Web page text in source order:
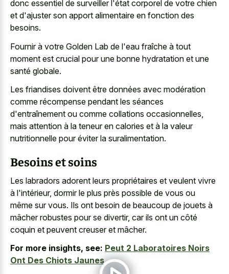
donc essentiel de surveiller l'état corporel de votre chien
et d'ajuster son apport alimentaire en fonction des
besoins.
Fournir à votre Golden Lab de l'eau fraîche à tout
moment est crucial pour une bonne hydratation et une
santé globale.
Les friandises doivent être données avec modération
comme récompense pendant les séances
d'entraînement ou comme collations occasionnelles,
mais attention à la teneur en calories et à la valeur
nutritionnelle pour éviter la suralimentation.
Besoins et soins
Les labradors adorent leurs propriétaires et veulent vivre
à l'intérieur, dormir le plus près possible de vous ou
même sur vous. Ils ont besoin de beaucoup de jouets à
mâcher robustes pour se divertir, car ils ont un côté
coquin et peuvent creuser et mâcher.
For more insights, see: Peut 2 Laboratoires Noirs
Ont Des Chiots Jaunes